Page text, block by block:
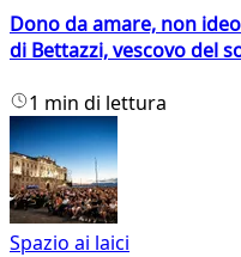
Dono da amare, non
di Bettazzi, vescovo del
1 min di lettura
Spazio ai laici